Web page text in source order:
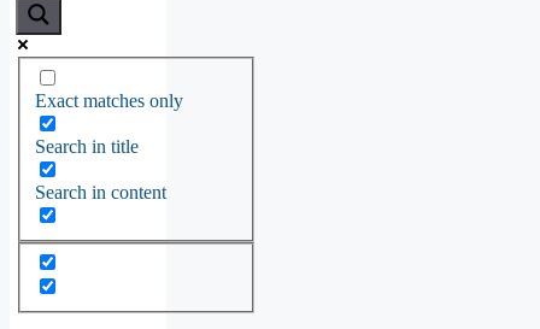
Exact matches only
Search in title
Search in content